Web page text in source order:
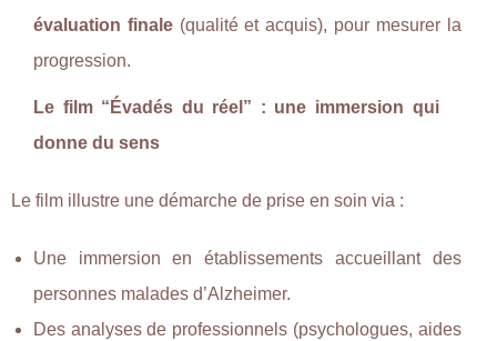
évaluation finale(qualité et acquis), pour mesurer la
progression.
Le film “Évadés du réel” : une immersion qui
donne du sens
Le film illustre une démarche de prise en soin via :
Une immersion en établissements accueillant des
personnes malades d’Alzheimer.
Des analyses de professionnels (psychologues, aides